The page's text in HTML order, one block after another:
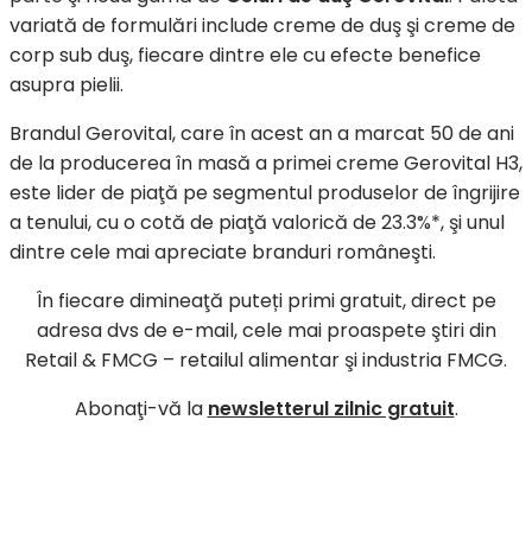
variată de formulări include creme de duş şi creme de
corp sub duş, fiecare dintre ele cu efecte benefice
asupra pielii.
Brandul Gerovital, care în acest an a marcat 50 de ani
de la producerea în masă a primei creme Gerovital H3,
este lider de piaţă pe segmentul produselor de îngrijire
a tenului, cu o cotă de piaţă valorică de 23.3%*, şi unul
dintre cele mai apreciate branduri româneşti.
În fiecare dimineaţă puteți primi gratuit, direct pe
adresa dvs de e-mail, cele mai proaspete ştiri din
Retail & FMCG – retailul alimentar şi industria FMCG.
Abonaţi-vă la newsletterul zilnic gratuit.